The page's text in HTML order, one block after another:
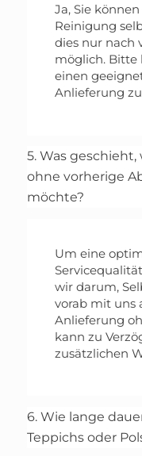
Ja, Sie
Reinigung
dies nur nach
möglich. Bitte
einen
Anlieferung
5. Was
ohne vorherige
möchte?
Um eine
wir darum,
vorab mit uns
Anlieferung
kann zu
zusätzlichen
6. Wie lange
Teppichs oder